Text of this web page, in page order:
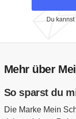
Du
Mehr über
So sparst du
Die Marke Mein